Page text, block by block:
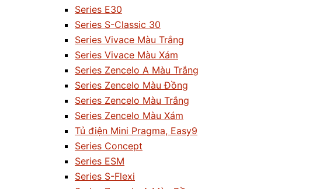
Series E30
Series S-Classic 30
Series Vivace Màu Trắng
Series Vivace Màu Xám
Series Zencelo A Màu Trắng
Series Zencelo Màu Đồng
Series Zencelo Màu Trắng
Series Zencelo Màu Xám
Tủ điện Mini Pragma, Easy9
Series Concept
Series ESM
Series S-Flexi